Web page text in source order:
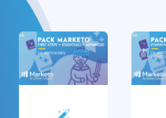
Contact
Mon compte
English